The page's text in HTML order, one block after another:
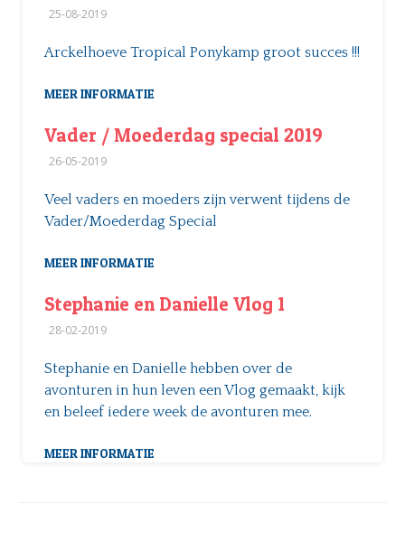
25-08-2019
Arckelhoeve Tropical Ponykamp groot succes !!!
MEER INFORMATIE
Vader / Moederdag special 2019
26-05-2019
Veel vaders en moeders zijn verwent tijdens de
Vader/Moederdag Special
MEER INFORMATIE
Stephanie en Danielle Vlog 1
28-02-2019
Stephanie en Danielle hebben over de
avonturen in hun leven een Vlog gemaakt, kijk
en beleef iedere week de avonturen mee.
MEER INFORMATIE